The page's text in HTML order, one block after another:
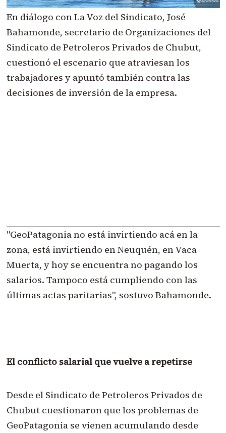
En diálogo con La Voz del Sindicato, José
Bahamonde, secretario de Organizaciones del
Sindicato de Petroleros Privados de Chubut,
cuestionó el escenario que atraviesan los
trabajadores y apuntó también contra las
decisiones de inversión de la empresa.
"GeoPatagonia no está invirtiendo acá en la
zona, está invirtiendo en Neuquén, en Vaca
Muerta, y hoy se encuentra no pagando los
salarios. Tampoco está cumpliendo con las
últimas actas paritarias", sostuvo Bahamonde.
El conflicto salarial que vuelve a repetirse
Desde el Sindicato de Petroleros Privados de
Chubut cuestionaron que los problemas de
GeoPatagonia se vienen acumulando desde